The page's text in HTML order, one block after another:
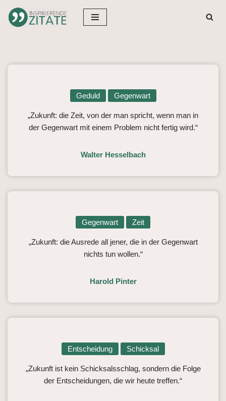
Zum
Geduld Gegenwart
„Zukunft: die Zeit, von der man spricht, wenn man in
der Gegenwart mit einem Problem nicht fertig wird.“
Walter Hesselbach
Gegenwart Zeit
„Zukunft: die Ausrede all jener, die in der Gegenwart
nichts tun wollen.“
Harold Pinter
Entscheidung Schicksal
„Zukunft ist kein Schicksalsschlag, sondern die Folge
der Entscheidungen, die wir heute treffen.“